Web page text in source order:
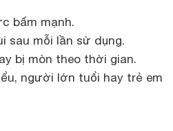
bấm mạnh.
sau mỗi lần sử dụng.
bị mòn theo thời gian.
người lớn tuổi hay trẻ em